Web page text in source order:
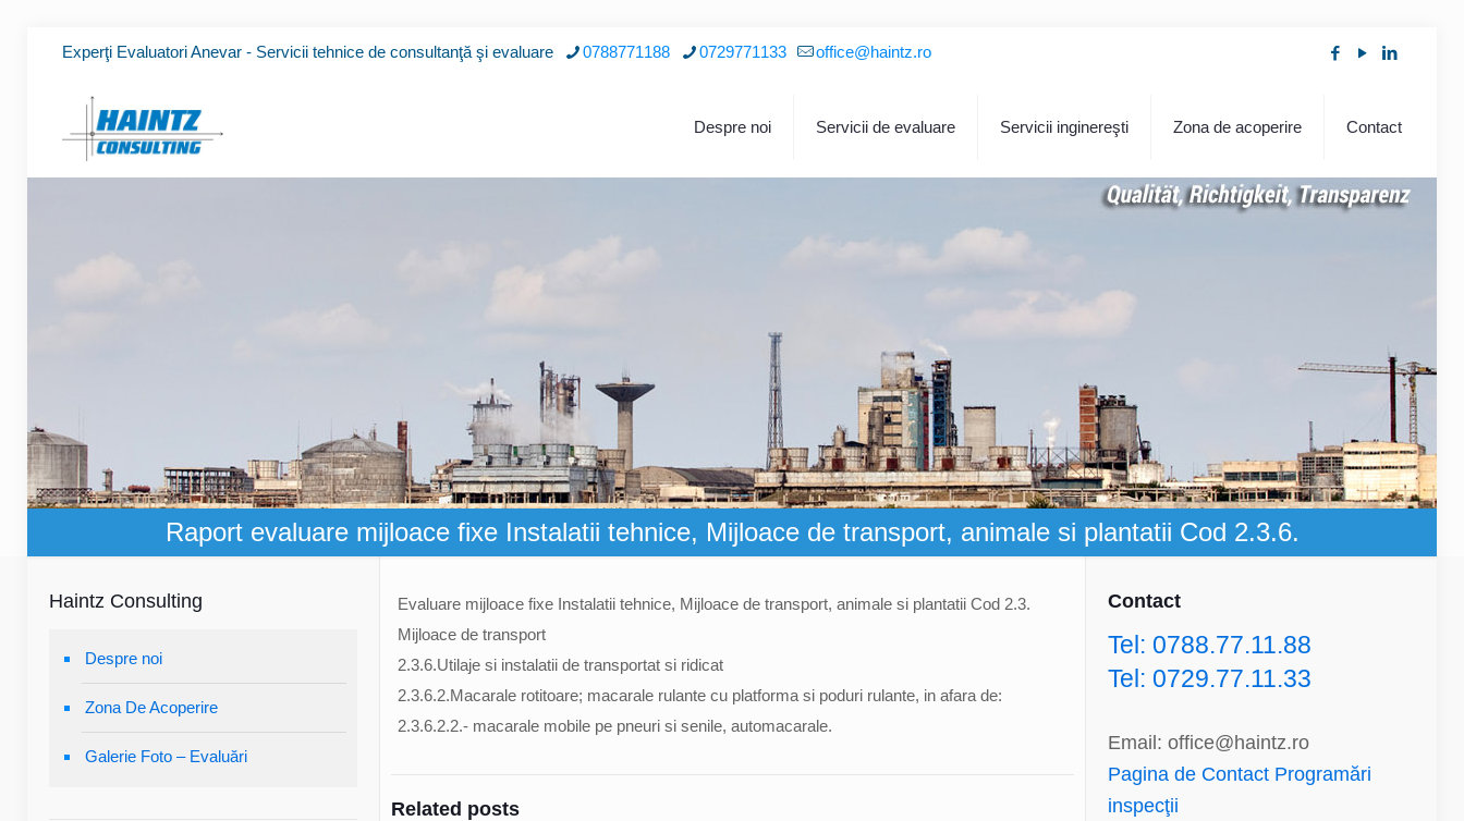
Experţi Evaluatori Anevar - Servicii tehnice de consultanţă şi evaluare 0788771188 0729771133 office@haintz.ro
Despre noi Servicii de evaluare Servicii inginereşti Zona de acoperire Contact
Raport evaluare mijloace fixe Instalatii tehnice, Mijloace de transport, animale si plantatii Cod 2.3.6.
Evaluare mijloace fixe Instalatii tehnice, Mijloace de transport, animale si plantatii Cod 2.3.
Mijloace de transport
2.3.6.Utilaje si instalatii de transportat si ridicat
2.3.6.2.Macarale rotitoare; macarale rulante cu platforma si poduri rulante, in afara de:
2.3.6.2.2.- macarale mobile pe pneuri si senile, automacarale.
Related posts
Haintz Consulting
Despre noi
Zona De Acoperire
Galerie Foto – Evaluări
Contact
Tel: 0788.77.11.88
Tel: 0729.77.11.33
Email: office@haintz.ro
Pagina de Contact Programări
inspecţii